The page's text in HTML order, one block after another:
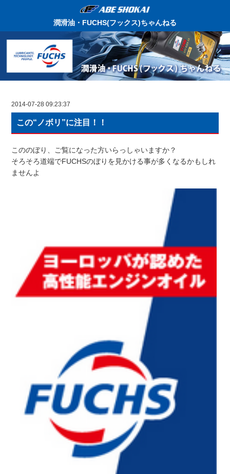
潤滑油・FUCHS(フックス)ちゃんねる
2014-07-28 09:23:37
この“ノボリ”に注目！！
こののぼり、ご覧になった方いらっしゃいますか？
そろそろ道端でFUCHSのぼりを見かける事が多くなるかもしれ
ませんよ